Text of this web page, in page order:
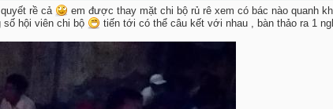
rề cả
em được thay mặt chi bộ rủ rê xem có bác nào quanh
số hội viên chi bộ
tiến tới có thể câu kết với nhau , bàn thảo ra 1